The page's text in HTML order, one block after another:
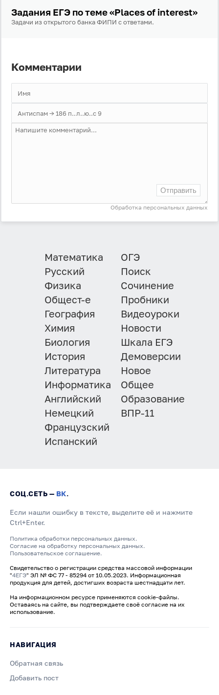
Задания ЕГЭ по теме «Places of interest»
Задачи из открытого банка ФИПИ с ответами.
Комментарии
Отправить
Обработка персональных данных
Математика
Русский
Физика
Общест-е
География
Химия
Биология
История
Литература
Информатика
Английский
Немецкий
Французский
Испанский
ОГЭ
Поиск
Сочинение
Пробники
Видеоуроки
Новости
Шкала ЕГЭ
Демоверсии
Новое
Общее
Образование
ВПР-11
СОЦ.СЕТЬ — ВК.
Если нашли ошибку в тексте, выделите её и нажмите
Ctrl+Enter.
Политика обработки персональных данных.
Согласие на обработку персональных данных.
Пользовательское соглашение.
Свидетельство о регистрации средства массовой информации
"4ЕГЭ" ЭЛ № ФС 77 - 85294 от 10.05.2023. Информационная
продукция для детей, достигших возраста шестнадцати лет.
На информационном ресурсе применяются cookie-файлы.
Оставаясь на сайте, вы подтверждаете своё согласие на их
использование.
НАВИГАЦИЯ
Обратная связь
Добавить пост